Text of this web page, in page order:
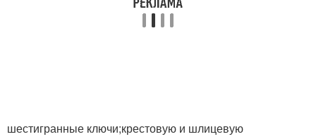
шестигранные ключи;крестовую и шлицевую